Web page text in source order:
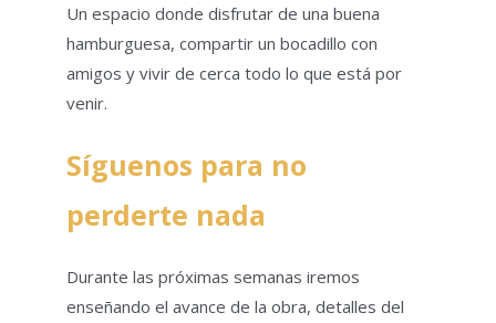
Un espacio donde disfrutar de una buena
hamburguesa, compartir un bocadillo con
amigos y vivir de cerca todo lo que está por
venir.
Síguenos para no
perderte nada
Durante las próximas semanas iremos
enseñando el avance de la obra, detalles del